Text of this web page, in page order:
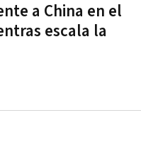
a China en el
escala la